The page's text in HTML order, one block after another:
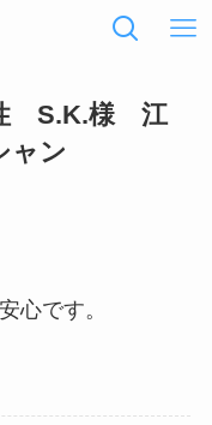
性 S.K.様 江
ャン
心です。